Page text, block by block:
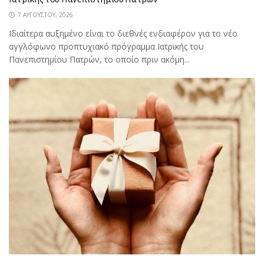
7 ΑΥΓΟΎΣΤΟΥ, 2026
Ιδιαίτερα αυξημένο είναι το διεθνές ενδιαφέρον για το νέο
αγγλόφωνο προπτυχιακό πρόγραμμα Ιατρικής του
Πανεπιστημίου Πατρών, το οποίο πριν ακόμη...